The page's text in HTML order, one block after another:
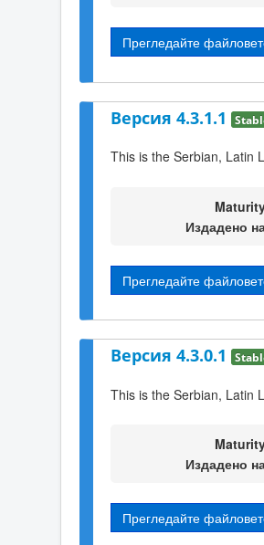
Прегледайте
Версия 4.3.1.1
This is the Serbian, Latin
Издадено
Прегледайте
Версия 4.3.0.1
This is the Serbian, Latin
Издадено
Прегледайте